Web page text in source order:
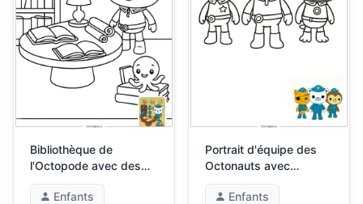
Bibliothèque de
l'Octopode avec des
rouleaux et des livres
Enfants
Portrait d'équipe des
Octonauts avec
insignes de mission
Enfants